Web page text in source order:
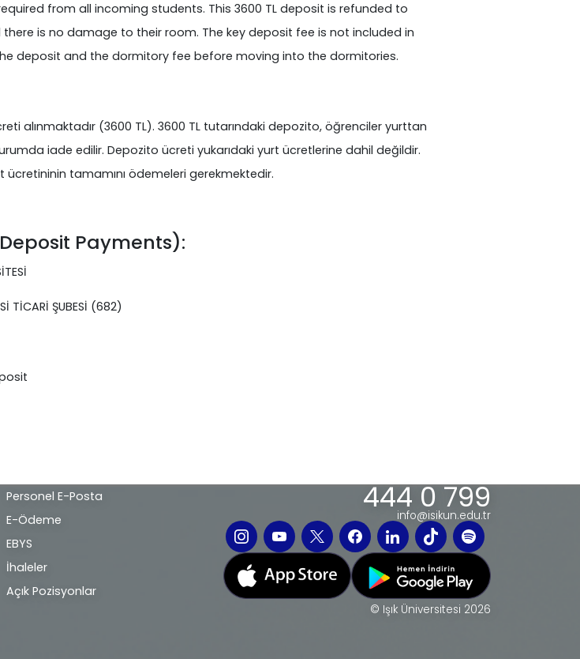
from all incoming students. This 3600 TL deposit is refunded to
is no damage to their room. The key deposit fee is not included in
deposit and the dormitory fee before moving into the dormitories.
alınmaktadır (3600 TL). 3600 TL tutarındaki depozito, öğrenciler yurttan
iade edilir. Depozito ücreti yukarıdaki yurt ücretlerine dahil değildir.
tamamını ödemeleri gerekmektedir.
Payments):
TİCARİ ŞUBESİ (682)
Personel E-Posta
E-Ödeme
EBYS
İhaleler
Açık Pozisyonlar
444 0 799
info@isikun.edu.tr
© Işık Üniversitesi 2026